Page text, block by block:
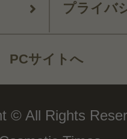
プライバ
PCサイトへ
© All Rights